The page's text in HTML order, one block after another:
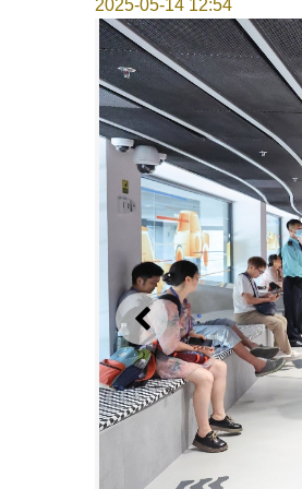
2025-05-14 12:54
上一则